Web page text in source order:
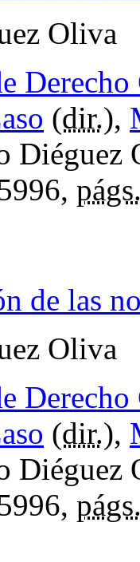
Oliva
(dir.),
Diéguez
de las
Oliva
(dir.),
Diéguez